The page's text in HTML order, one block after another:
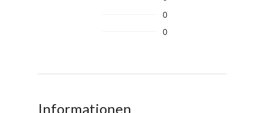
0
0
Informationen